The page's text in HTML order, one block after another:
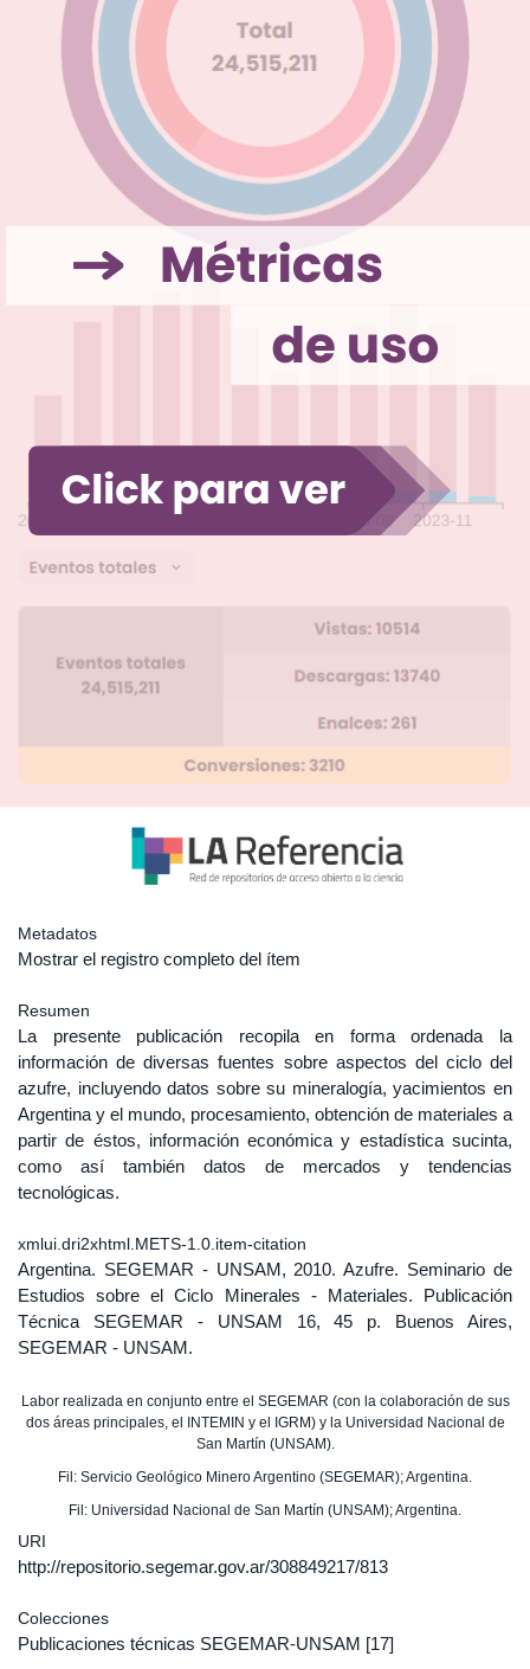
Metadatos
Mostrar el registro completo del ítem
Resumen
La presente publicación recopila en forma ordenada la
información de diversas fuentes sobre aspectos del ciclo del
azufre, incluyendo datos sobre su mineralogía, yacimientos en
Argentina y el mundo, procesamiento, obtención de materiales a
partir de éstos, información económica y estadística sucinta,
como así también datos de mercados y tendencias
tecnológicas.
xmlui.dri2xhtml.METS-1.0.item-citation
Argentina. SEGEMAR - UNSAM, 2010. Azufre. Seminario de
Estudios sobre el Ciclo Minerales - Materiales. Publicación
Técnica SEGEMAR - UNSAM 16, 45 p. Buenos Aires,
SEGEMAR - UNSAM.
Labor realizada en conjunto entre el SEGEMAR (con la colaboración de sus
dos áreas principales, el INTEMIN y el IGRM) y la Universidad Nacional de
San Martín (UNSAM).
Fil: Servicio Geológico Minero Argentino (SEGEMAR); Argentina.
Fil: Universidad Nacional de San Martín (UNSAM); Argentina.
URI
http://repositorio.segemar.gov.ar/308849217/813
Colecciones
Publicaciones técnicas SEGEMAR-UNSAM [17]